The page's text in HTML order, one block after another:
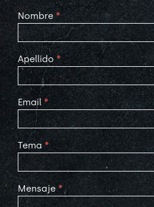
Contact
Us
Nombre *
Apellido *
Email *
Tema *
Mensaje *